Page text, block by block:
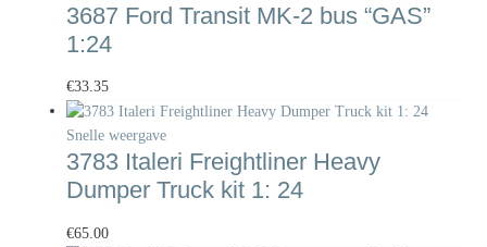
3687 Ford Transit MK-2 bus “GAS”
1:24
€33.35
Snelle weergave
3783 Italeri Freightliner Heavy
Dumper Truck kit 1: 24
€65.00